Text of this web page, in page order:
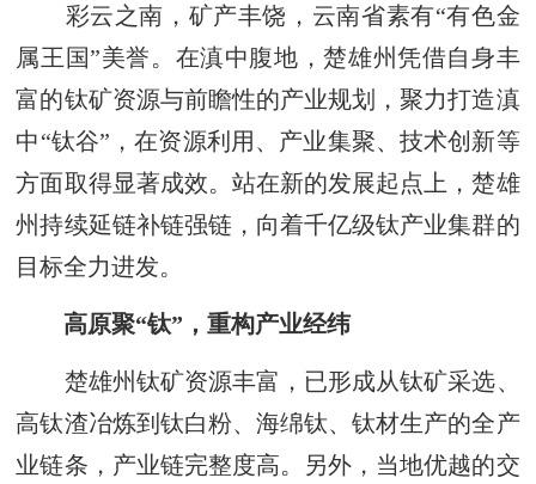
彩云之南，矿产丰饶，云南省素有“有色金
属王国”美誉。在滇中腹地，楚雄州凭借自身丰
富的钛矿资源与前瞻性的产业规划，聚力打造滇
中“钛谷”，在资源利用、产业集聚、技术创新等
方面取得显著成效。站在新的发展起点上，楚雄
州持续延链补链强链，向着千亿级钛产业集群的
目标全力进发。
高原聚“钛”，重构产业经纬
楚雄州钛矿资源丰富，已形成从钛矿采选、
高钛渣冶炼到钛白粉、海绵钛、钛材生产的全产
业链条，产业链完整度高。另外，当地优越的交